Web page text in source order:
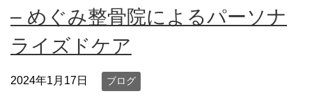
– めぐみ整骨院によるパーソナ
ライズドケア
2024年1月17日 ブログ